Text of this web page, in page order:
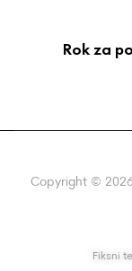
Rok za
Copyright ©
Fiksni